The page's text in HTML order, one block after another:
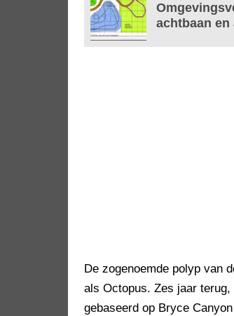
achtbaan
De zogenoemde polyp van
als Octopus. Zes jaar
gebaseerd op Bryce